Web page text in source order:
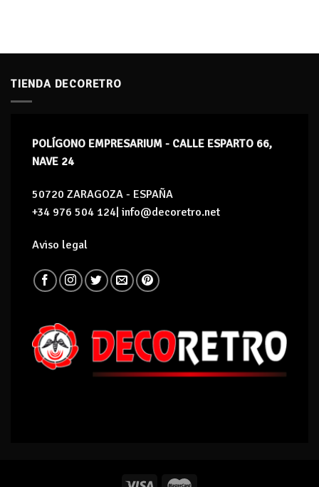
TIENDA DECORETRO
POLÍGONO EMPRESARIUM - CALLE ESPARTO 66,
NAVE 24
50720 ZARAGOZA - ESPAÑA
+34 976 504 124| info@decoretro.net
Aviso legal